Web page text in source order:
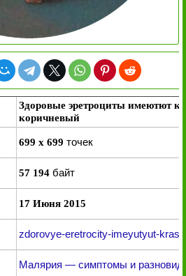
Здоровые эретроциты имеютют
коричневый
699 x 699 точек
57 194 байт
17 Июня 2015
zdorovye-eretrocity-imeyutyut-
Малярия — симптомы и